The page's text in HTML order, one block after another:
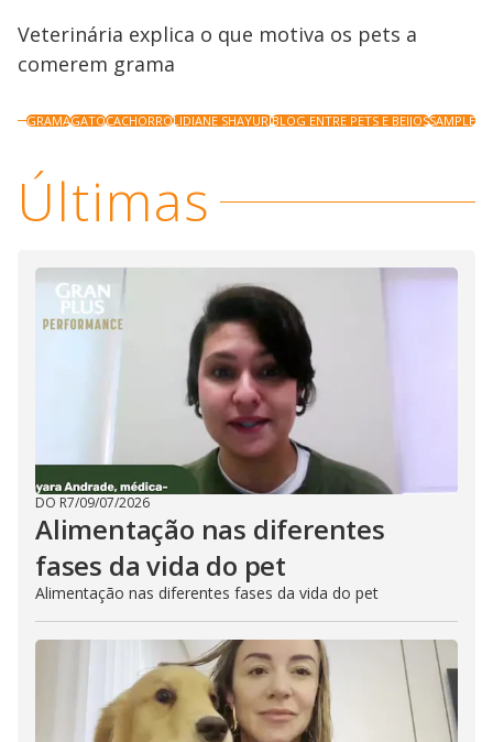
Veterinária explica o que motiva os pets a
comerem grama
GRAMAGATOCACHORROLIDIANE SHAYURIBLOG ENTRE PETS E BEIJOSSAMPLE
Últimas
DO R7/09/07/2026
Alimentação nas diferentes
fases da vida do pet
Alimentação nas diferentes fases da vida do pet